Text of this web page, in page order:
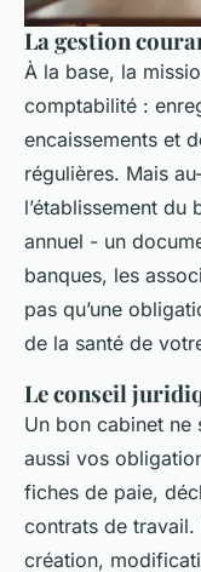
La gestion
À la base, la
comptabilité :
encaissements et
régulières. Mais
l’établissement
annuel - un
banques, les
pas qu’une
de la santé de
Le conseil
Un bon cabinet ne
aussi vos
fiches de paie,
contrats de travail.
création,